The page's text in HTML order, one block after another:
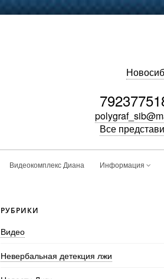
Все
Видеокомплекс Диана Информация
РУБРИКИ
Видео
Невербальная детекция лжи